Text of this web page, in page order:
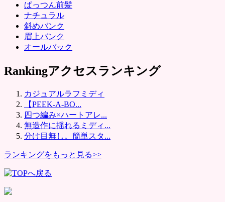
ぱっつん前髪
ナチュラル
斜めバンク
眉上バンク
オールバック
Rankingアクセスランキング
カジュアルラフミディ
【PEEK-A-BO...
四つ編み×ハートアレ...
無造作に揺れるミディ...
分け目無し。簡単スタ...
ランキングをもっと見る>>